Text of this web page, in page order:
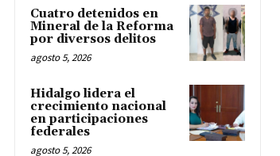
Cuatro detenidos en
Mineral de la Reforma
por diversos delitos
agosto 5, 2026
Hidalgo lidera el
crecimiento nacional
en participaciones
federales
agosto 5, 2026